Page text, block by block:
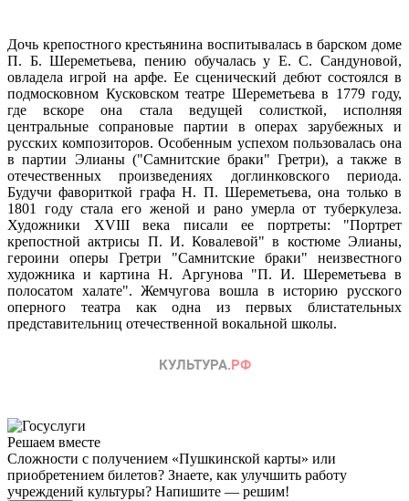
Дочь крепостного крестьянина воспитывалась в барском доме
П. Б. Шереметьева, пению обучалась у Е. С. Сандуновой,
овладела игрой на арфе. Ее сценический дебют состоялся в
подмосковном Кусковском театре Шереметьева в 1779 году,
где вскоре она стала ведущей солисткой, исполняя
центральные сопрановые партии в операх зарубежных и
русских композиторов. Особенным успехом пользовалась она
в партии Элианы ("Самнитские браки" Гретри), а также в
отечественных произведениях доглинковского периода.
Будучи фавориткой графа Н. П. Шереметьева, она только в
1801 году стала его женой и рано умерла от туберкулеза.
Художники XVIII века писали ее портреты: "Портрет
крепостной актрисы П. И. Ковалевой" в костюме Элианы,
героини оперы Гретри "Самнитские браки" неизвестного
художника и картина Н. Аргунова "П. И. Шереметьева в
полосатом халате". Жемчугова вошла в историю русского
оперного театра как одна из первых блистательных
представительниц отечественной вокальной школы.
Решаем вместе
Сложности с получением «Пушкинской карты» или
приобретением билетов? Знаете, как улучшить работу
учреждений культуры? Напишите — решим!